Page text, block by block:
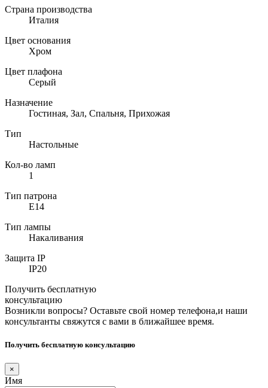
Страна производства
Италия
Цвет основания
Хром
Цвет плафона
Серый
Назначение
Гостиная, Зал, Спальня, Прихожая
Тип
Настольные
Кол-во ламп
1
Тип патрона
E14
Тип лампы
Накаливания
Защита IP
IP20
Получить бесплатную
консультацию
Возникли вопросы? Оставьте свой номер телефона,и наши
консультанты свяжутся с вами в ближайшее время.
Получить бесплатную консультацию
×
Имя